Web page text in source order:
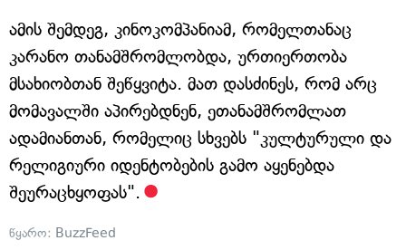
ამის შემდეგ, კინოკომპანიამ, რომელთანაც
კარანო თანამშრომლობდა, ურთიერთობა
მსახიობთან შეწყვიტა. მათ დასძინეს, რომ არც
მომავალში აპირებდნენ, ეთანამშრომლათ
ადამიანთან, რომელიც სხვებს "კულტურული და
რელიგიური იდენტობების გამო აყენებდა
შეურაცხყოფას".
წყარო: BuzzFeed